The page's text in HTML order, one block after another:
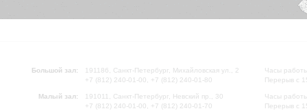
Большой зал:
191186, Санкт-Петербург, Михайловская ул., 2
+7 (812) 240-01-00, +7 (812) 240-01-80
Малый зал:
191011, Санкт-Петербург, Невский пр., 30
+7 (812) 240-01-00, +7 (812) 240-01-70
Часы
Перерыв с
Часы
Перерыв с